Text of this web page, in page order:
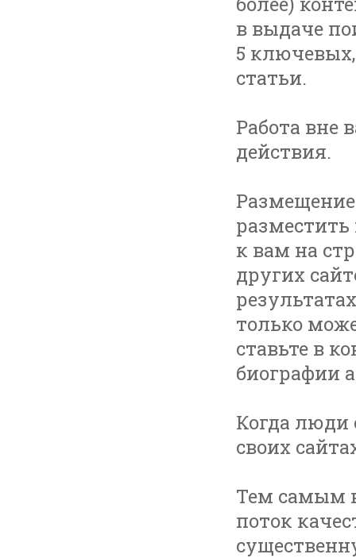
в выдаче
5
статьи.
Работа вне
действия.
к вам на
других
только
ставьте в
биографии
Когда люди
своих
Тем самым
поток